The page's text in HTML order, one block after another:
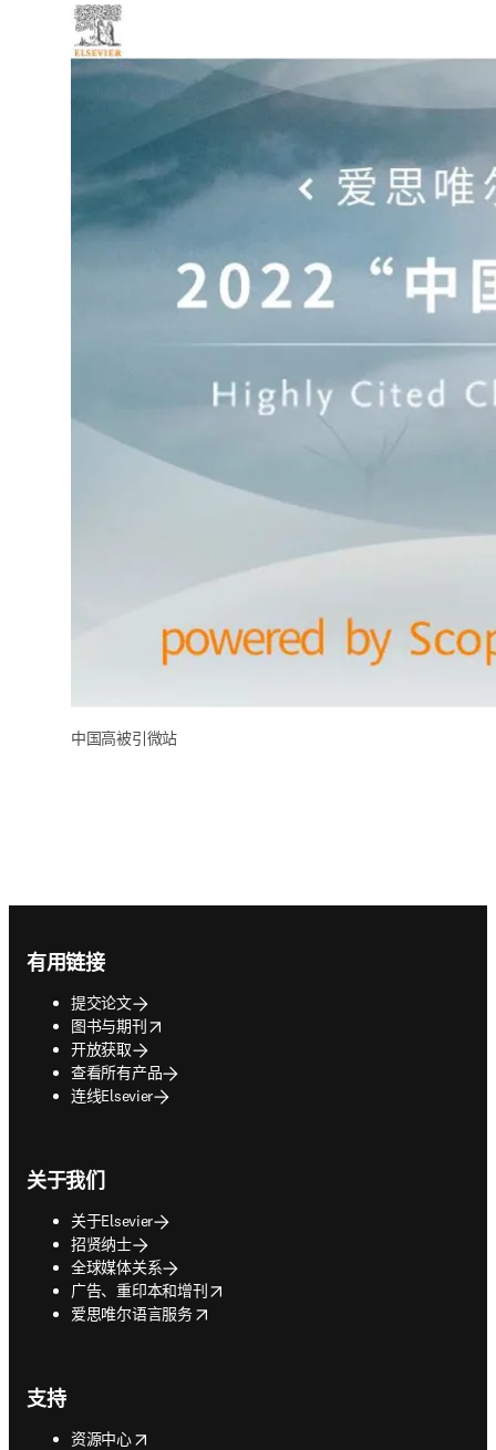
中国高被引微站
有用链接
提交论文
图书与期刊
opens in new tab/window
开放获取
查看所有产品
连线Elsevier
关于我们
关于Elsevier
招贤纳士
全球媒体关系
广告、重印本和增刊
opens in new tab/window
爱思唯尔语言服务
opens in new tab/window
支持
资源中心
opens in new tab/window